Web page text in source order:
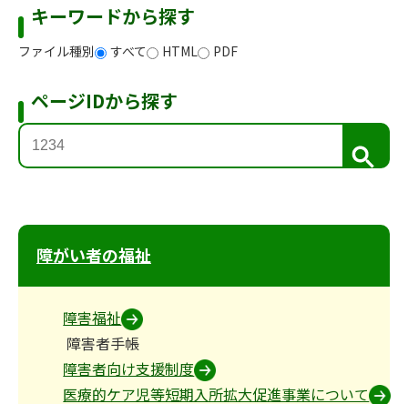
キーワードから探す
ファイル種別 すべて HTML PDF
ページIDから探す
検
索
障がい者の福祉
障害福祉
障害者手帳
障害者向け支援制度
医療的ケア児等短期入所拡大促進事業について